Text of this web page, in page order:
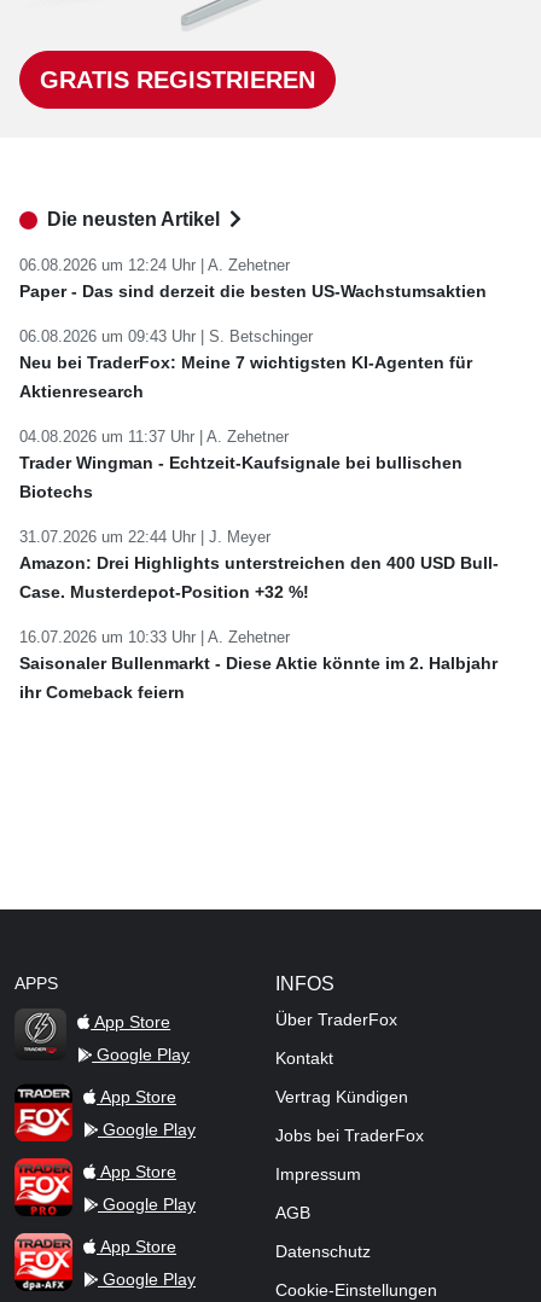
GRATIS REGISTRIEREN
Die neusten Artikel
06.08.2026 um 12:24 Uhr | A. Zehetner
Paper - Das sind derzeit die besten US-Wachstumsaktien
06.08.2026 um 09:43 Uhr | S. Betschinger
Neu bei TraderFox: Meine 7 wichtigsten KI-Agenten für
Aktienresearch
04.08.2026 um 11:37 Uhr | A. Zehetner
Trader Wingman - Echtzeit-Kaufsignale bei bullischen
Biotechs
31.07.2026 um 22:44 Uhr | J. Meyer
Amazon: Drei Highlights unterstreichen den 400 USD Bull-
Case. Musterdepot-Position +32 %!
16.07.2026 um 10:33 Uhr | A. Zehetner
Saisonaler Bullenmarkt - Diese Aktie könnte im 2. Halbjahr
ihr Comeback feiern
APPS
TraderFox Flash
App Store
Google Play
TraderFox AppApp Store
Google Play
TraderFox ProApp Store
Google Play
TraderFox dpa-AFX ProFeed
App Store
Google Play
INFOS
Über TraderFox
Kontakt
Vertrag Kündigen
Jobs bei TraderFox
Impressum
AGB
Datenschutz
Cookie-Einstellungen